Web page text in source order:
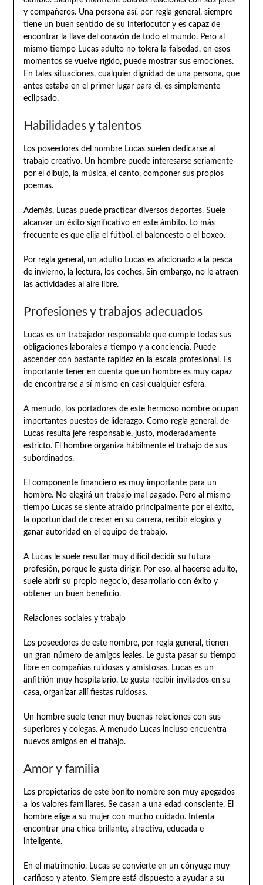
y compañeros. Una persona así, por regla general, siempre
tiene un buen sentido de su interlocutor y es capaz de
encontrar la llave del corazón de todo el mundo. Pero al
mismo tiempo Lucas adulto no tolera la falsedad, en esos
momentos se vuelve rígido, puede mostrar sus emociones.
En tales situaciones, cualquier dignidad de una persona, que
antes estaba en el primer lugar para él, es simplemente
eclipsado.
Habilidades y talentos
Los poseedores del nombre Lucas suelen dedicarse al
trabajo creativo. Un hombre puede interesarse seriamente
por el dibujo, la música, el canto, componer sus propios
poemas.
Además, Lucas puede practicar diversos deportes. Suele
alcanzar un éxito significativo en este ámbito. Lo más
frecuente es que elija el fútbol, el baloncesto o el boxeo.
Por regla general, un adulto Lucas es aficionado a la pesca
de invierno, la lectura, los coches. Sin embargo, no le atraen
las actividades al aire libre.
Profesiones y trabajos adecuados
Lucas es un trabajador responsable que cumple todas sus
obligaciones laborales a tiempo y a conciencia. Puede
ascender con bastante rapidez en la escala profesional. Es
importante tener en cuenta que un hombre es muy capaz
de encontrarse a sí mismo en casi cualquier esfera.
A menudo, los portadores de este hermoso nombre ocupan
importantes puestos de liderazgo. Como regla general, de
Lucas resulta jefe responsable, justo, moderadamente
estricto. El hombre organiza hábilmente el trabajo de sus
subordinados.
El componente financiero es muy importante para un
hombre. No elegirá un trabajo mal pagado. Pero al mismo
tiempo Lucas se siente atraído principalmente por el éxito,
la oportunidad de crecer en su carrera, recibir elogios y
ganar autoridad en el equipo de trabajo.
A Lucas le suele resultar muy difícil decidir su futura
profesión, porque le gusta dirigir. Por eso, al hacerse adulto,
suele abrir su propio negocio, desarrollarlo con éxito y
obtener un buen beneficio.
Relaciones sociales y trabajo
Los poseedores de este nombre, por regla general, tienen
un gran número de amigos leales. Le gusta pasar su tiempo
libre en compañías ruidosas y amistosas. Lucas es un
anfitrión muy hospitalario. Le gusta recibir invitados en su
casa, organizar allí fiestas ruidosas.
Un hombre suele tener muy buenas relaciones con sus
superiores y colegas. A menudo Lucas incluso encuentra
nuevos amigos en el trabajo.
Amor y familia
Los propietarios de este bonito nombre son muy apegados
a los valores familiares. Se casan a una edad consciente. El
hombre elige a su mujer con mucho cuidado. Intenta
encontrar una chica brillante, atractiva, educada e
inteligente.
En el matrimonio, Lucas se convierte en un cónyuge muy
cariñoso y atento. Siempre está dispuesto a ayudar a su